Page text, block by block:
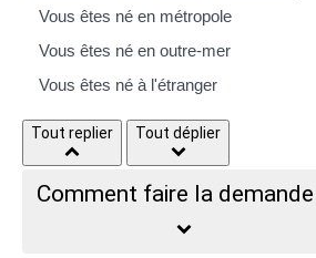
Vous êtes né en métropole
Vous êtes né en outre-mer
Vous êtes né à l'étranger
Tout replier Tout déplier
Comment faire la demande